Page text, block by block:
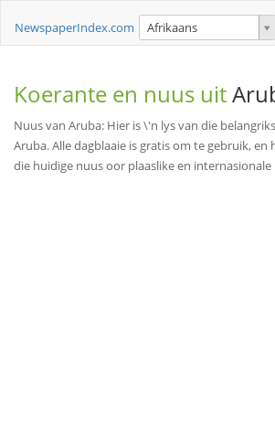
NewspaperIndex.com Afrikaans
Koerante en nuus uit
Nuus van Aruba: Hier is \'n lys van die
Aruba. Alle dagblaaie is gratis om te gebruik,
die huidige nuus oor plaaslike en internasionale